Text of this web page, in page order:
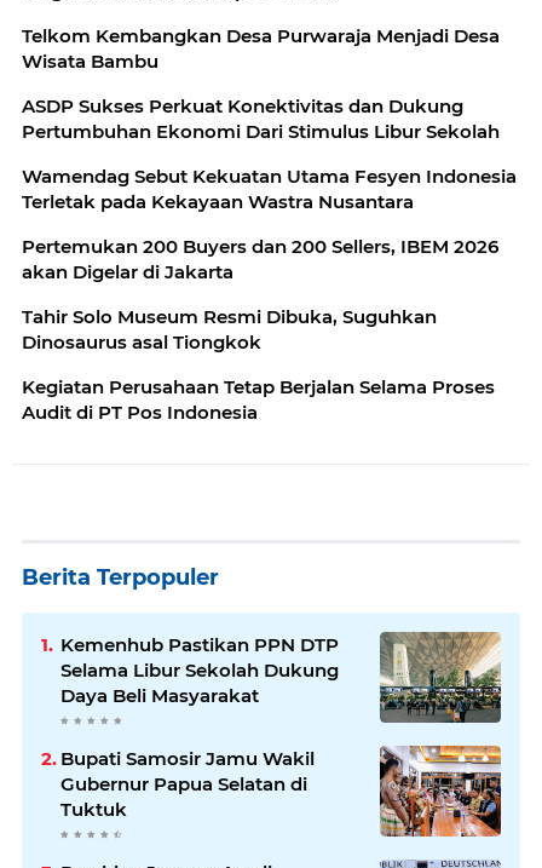
Telkom Kembangkan Desa Purwaraja Menjadi Desa
Wisata Bambu
ASDP Sukses Perkuat Konektivitas dan Dukung
Pertumbuhan Ekonomi Dari Stimulus Libur Sekolah
Wamendag Sebut Kekuatan Utama Fesyen Indonesia
Terletak pada Kekayaan Wastra Nusantara
Pertemukan 200 Buyers dan 200 Sellers, IBEM 2026
akan Digelar di Jakarta
Tahir Solo Museum Resmi Dibuka, Suguhkan
Dinosaurus asal Tiongkok
Kegiatan Perusahaan Tetap Berjalan Selama Proses
Audit di PT Pos Indonesia
Berita Terpopuler
Kemenhub Pastikan PPN DTP
Selama Libur Sekolah Dukung
Daya Beli Masyarakat
Bupati Samosir Jamu Wakil
Gubernur Papua Selatan di
Tuktuk